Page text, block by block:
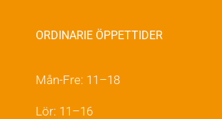
ORDINARIE ÖPPETTIDER
Mån-Fre: 11–18
Lör: 11–16